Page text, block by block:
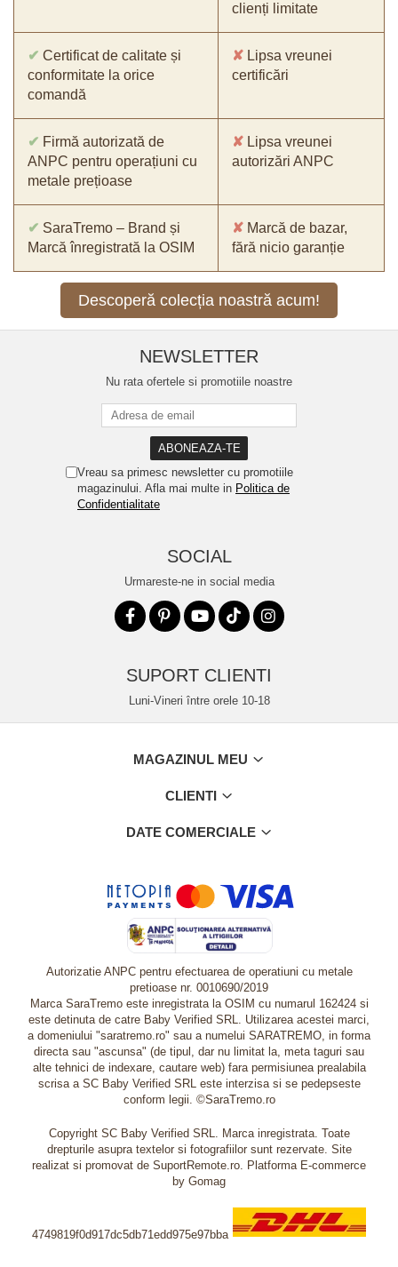
clienți limitate
✔ Certificat de calitate și
conformitate la orice
comandă
✘ Lipsa vreunei
certificări
✔ Firmă autorizată de
ANPC pentru operațiuni cu
metale prețioase
✘ Lipsa vreunei
autorizări ANPC
✔ SaraTremo – Brand și
Marcă înregistrată la OSIM
✘ Marcă de bazar,
fără nicio garanție
Descoperă colecția noastră acum!
NEWSLETTER
Nu rata ofertele si promotiile noastre
Vreau sa primesc newsletter cu promotiile
magazinului. Afla mai multe in Politica de
Confidentialitate
SOCIAL
Urmareste-ne in social media
SUPORT CLIENTI
Luni-Vineri între orele 10-18
MAGAZINUL MEU
CLIENTI
DATE COMERCIALE
Autorizatie ANPC pentru efectuarea de operatiuni cu metale
pretioase nr. 0010690/2019
Marca SaraTremo este inregistrata la OSIM cu numarul 162424 si
este detinuta de catre Baby Verified SRL. Utilizarea acestei marci,
a domeniului "saratremo.ro" sau a numelui SARATREMO, in forma
directa sau "ascunsa" (de tipul, dar nu limitat la, meta taguri sau
alte tehnici de indexare, cautare web) fara permisiunea prealabila
scrisa a SC Baby Verified SRL este interzisa si se pedepseste
conform legii. ©SaraTremo.ro
Copyright SC Baby Verified SRL. Marca inregistrata. Toate
drepturile asupra textelor si fotografiilor sunt rezervate. Site
realizat si promovat de SuportRemote.ro. Platforma E-commerce
by Gomag
4749819f0d917dc5db71edd975e97bba